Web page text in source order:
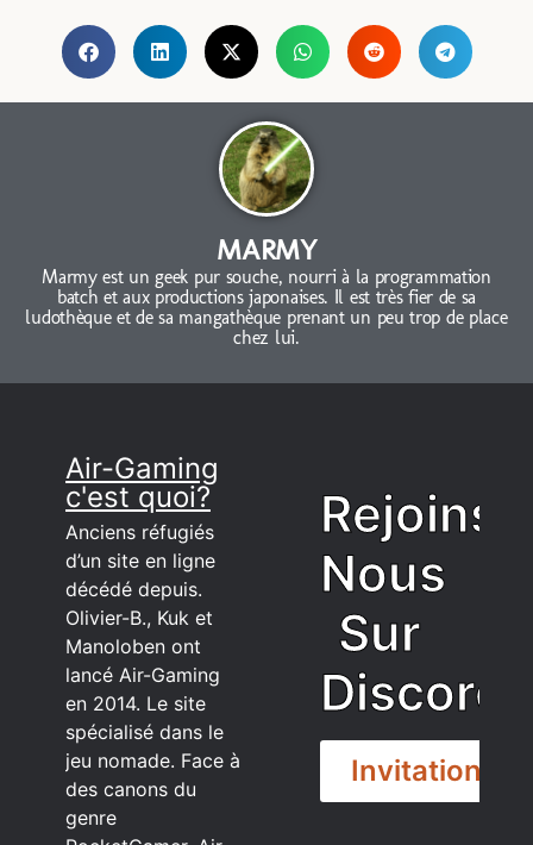
MARMY
Marmy est un geek pur souche, nourri à la programmation
batch et aux productions japonaises. Il est très fier de sa
ludothèque et de sa mangathèque prenant un peu trop de place
chez lui.
Air-Gaming
c'est quoi?
Anciens réfugiés
d’un site en ligne
décédé depuis.
Olivier-B., Kuk et
Manoloben ont
lancé Air-Gaming
en 2014. Le site
spécialisé dans le
jeu nomade. Face à
des canons du
genre
Rejoins
Nous
Sur
Discord
Invitation